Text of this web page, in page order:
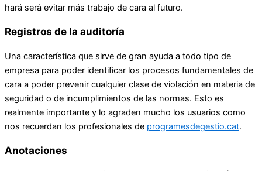
hará será evitar más trabajo de cara al futuro.
Registros de la auditoría
Una característica que sirve de gran ayuda a todo tipo de
empresa para poder identificar los procesos fundamentales de
cara a poder prevenir cualquier clase de violación en materia de
seguridad o de incumplimientos de las normas. Esto es
realmente importante y lo agraden mucho los usuarios como
nos recuerdan los profesionales de programesdegestio.cat.
Anotaciones